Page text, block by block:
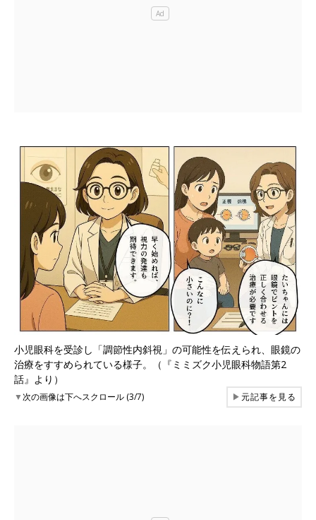
小児眼科を受診し「調節性内斜視」の可能性を伝えられ、眼鏡の
治療をすすめられている様子。（『ミミズク小児眼科物語第2
話』より）
▼次の画像は下へスクロール (3/7) ▶元記事を見る